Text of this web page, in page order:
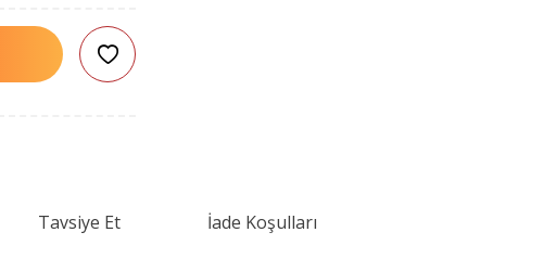
Tavsiye Et İade Koşulları